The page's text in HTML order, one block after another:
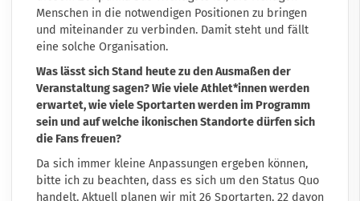
Menschen in die notwendigen Positionen zu bringen
und miteinander zu verbinden. Damit steht und fällt
eine solche Organisation.
Was lässt sich Stand heute zu den Ausmaßen der
Veranstaltung sagen? Wie viele Athlet*innen werden
erwartet, wie viele Sportarten werden im Programm
sein und auf welche ikonischen Standorte dürfen sich
die Fans freuen?
Da sich immer kleine Anpassungen ergeben können,
bitte ich zu beachten, dass es sich um den Status Quo
handelt. Aktuell planen wir mit 26 Sportarten, 22 davon